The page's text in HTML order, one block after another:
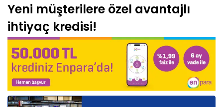
Yeni müşterilere özel avantajlı
ihtiyaç kredisi!